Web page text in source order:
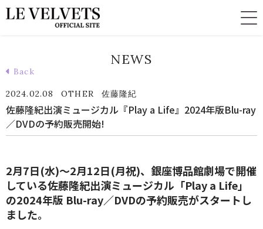
NEWS
Back
2024.02.08 OTHER 佐藤隆紀
佐藤隆紀出演ミュージカル『Play a Life』2024年版Blu-ray
／DVDの予約販売開始!
2⽉7⽇(⽔)〜2⽉12⽇(⽉祝)、銀座博品館劇場で開催
している佐藤隆紀出演ミュージカル「Play a Life」
の2024年版 Blu-ray／DVDの予約販売がスタートし
ました。